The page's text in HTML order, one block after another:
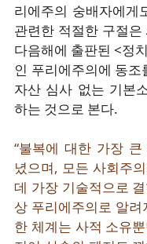
리에주의 숭배자에게
관련한 적절한 구절
다음해에 출판된 <정
인 푸리에주의에 동
자산 심사 없는 기본
하는 것으로 본다.
“불복에 대한 가장
녔으며, 모든 사회주
데 가장 기술적으로
상 푸리에주의로 알려
한 체계는 사적 소유